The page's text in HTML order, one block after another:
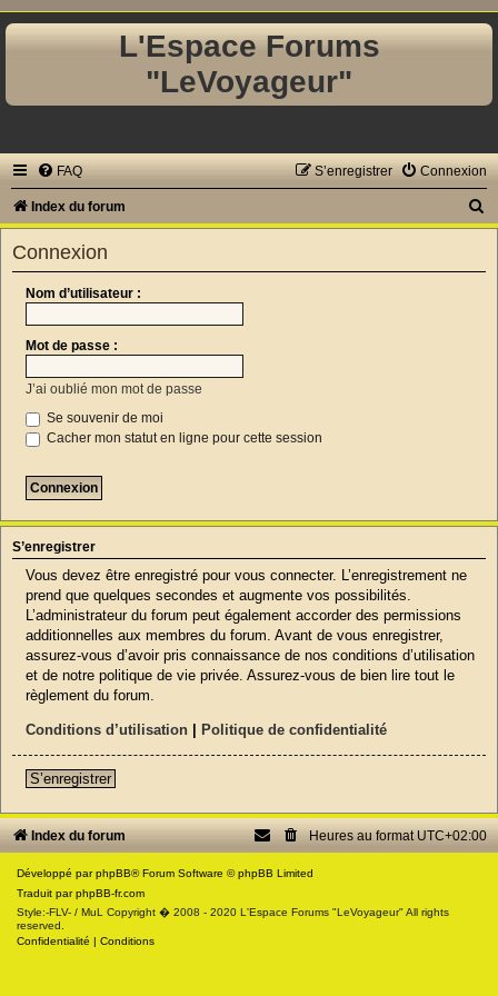
L'Espace Forums
"LeVoyageur"
FAQ Connexion
S’enregistrer
Index du forum
Connexion
Nom d’utilisateur :
Mot de passe :
J’ai oublié mon mot de passe
Se souvenir de moi
Cacher mon statut en ligne pour cette session
S’enregistrer
Vous devez être enregistré pour vous connecter. L’enregistrement ne
prend que quelques secondes et augmente vos possibilités.
L’administrateur du forum peut également accorder des permissions
additionnelles aux membres du forum. Avant de vous enregistrer,
assurez-vous d’avoir pris connaissance de nos conditions d’utilisation
et de notre politique de vie privée. Assurez-vous de bien lire tout le
règlement du forum.
Conditions d’utilisation Politique de confidentialité
S’enregistrer
Index du forum Heures au format UTC+02:00
Développé parphpBB® Forum Software © phpBB Limited
Traduit parphpBB-fr.com
Style:-FLV- / MuL Copyright � 2008 - 2020 L'Espace Forums "LeVoyageur" All rights
reserved.
Confidentialité
Conditions